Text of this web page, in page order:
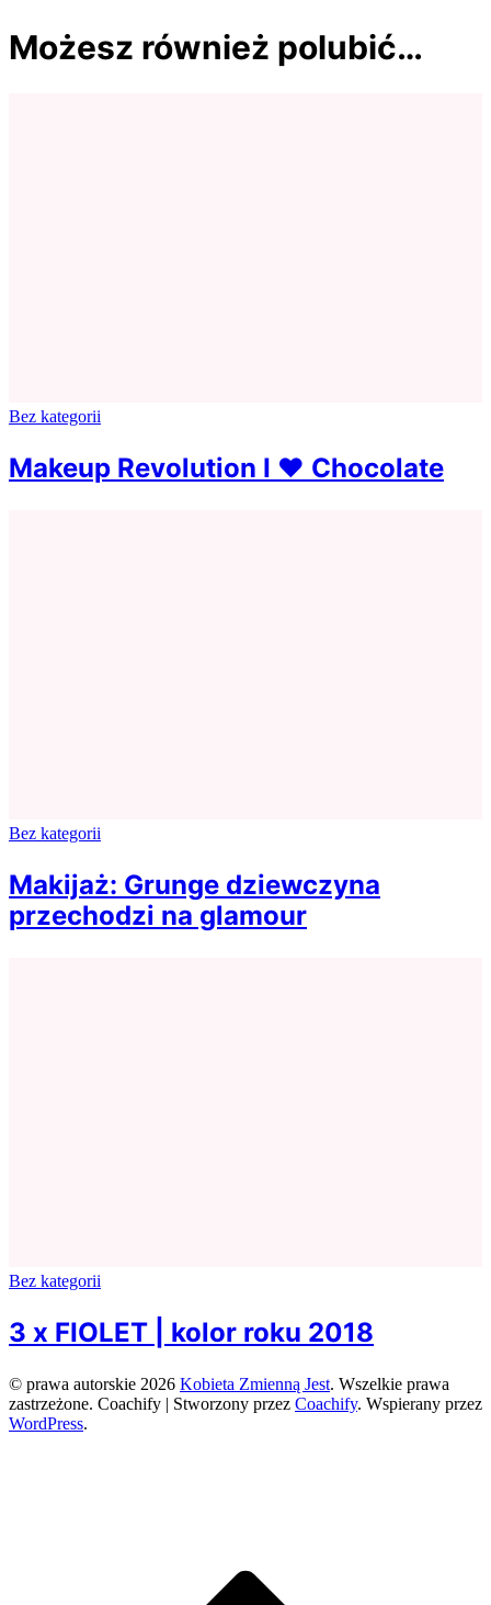
Możesz również polubić…
Bez kategorii
Makeup Revolution I ♥ Chocolate
Bez kategorii
Makijaż: Grunge dziewczyna
przechodzi na glamour
Bez kategorii
3 x FIOLET | kolor roku 2018
© prawa autorskie 2026 Kobieta Zmienną Jest. Wszelkie prawa
zastrzeżone. Coachify | Stworzony przez Coachify. Wspierany przez
WordPress.